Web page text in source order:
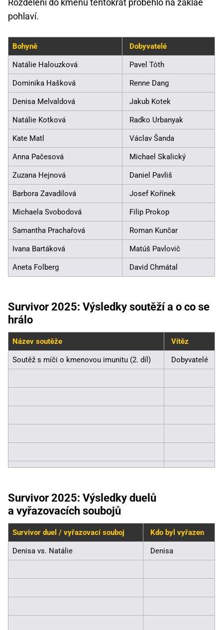
Rozdělení do kmenů tentokrát proběhlo na záklaě
pohlaví.
Bohyně Dobyvatelé
Natálie Halouzková Pavel Tóth
Dominika Hašková Renne Dang
Denisa Melvaldová Jakub Kotek
Natálie Kotková Radko Urbanyak
Kate Matl Václav Šanda
Anna Pačesová Michael Skalický
Zuzana Hejnová Daniel Pavliš
Barbora Zavadilová Josef Kořínek
Michaela Svobodová Filip Prokop
Samantha Prachařová Roman Kunčar
Ivana Bartáková Matúš Pavlovič
Aneta Folberg David Chmátal
Survivor 2025: Výsledky soutěží a o co se
hrálo
Název soutěže Vítěz
Soutěž s míči o kmenovou imunitu (2. díl) Dobyvatelé
Survivor 2025: Výsledky duelů
a vyřazovacích soubojů
Survivor duel / vyřazovací souboj Kdo byl vyřazen
Denisa vs. Natálie Denisa